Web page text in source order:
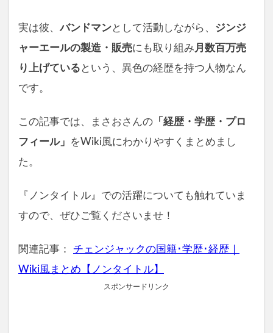
実は彼、バンドマンとして活動しながら、 ジンジ
ャーエールの製造・販売にも取り組み 月数百万売
り上げている という、異色の経歴を持つ人物なん
です。
この記事では、まさおさんの 「経歴・学歴・プロ
フィール」 をWiki風にわかりやすくまとめまし
た。
『ノンタイトル』での活躍についても触れていま
すので、ぜひご覧くださいませ！
関連記事： チェンジャックの国籍･学歴･経歴｜
Wiki風まとめ【ノンタイトル】
スポンサードリンク